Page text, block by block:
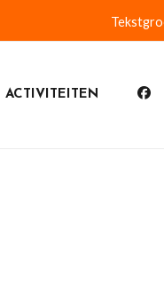
ACTIVITEITEN